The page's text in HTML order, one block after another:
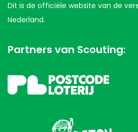
Dit is de officiële website van de
Nederland.
Partners van Scouting: